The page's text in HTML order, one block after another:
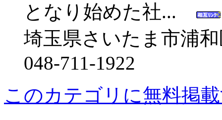
となり始めた社...
埼玉県さいたま市浦
048-711-1922
このカテゴリに無料掲